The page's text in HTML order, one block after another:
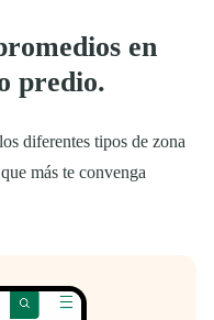
en
predio.
diferentes tipos de zona
más te convenga